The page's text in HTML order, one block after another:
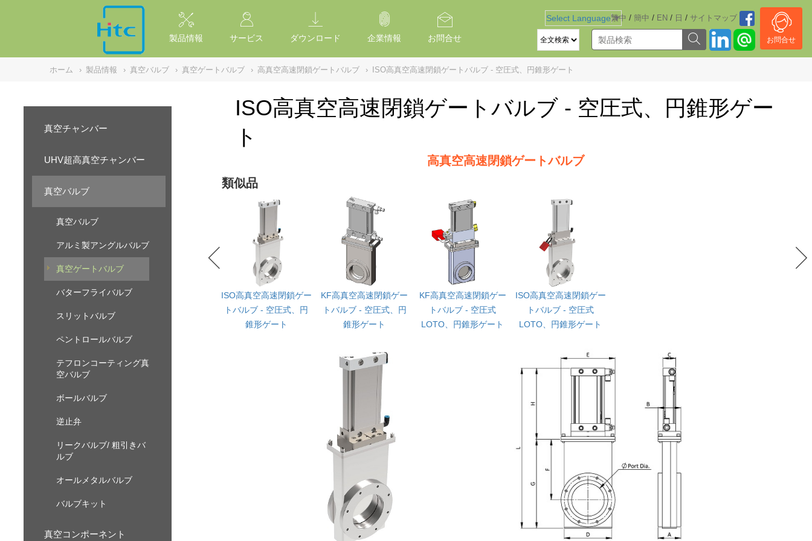
繁中 / 簡中 / EN / 日 / サイトマッブ
Select Language ▼
お問合せ
製品情報 サービス ダウンロード 企業情報 お問合せ
ホーム › 製品情報 › 真空バルブ › 真空ゲートバルブ › 高真空高速閉鎖ゲートバルブ › ISO高真空高速閉鎖ゲートバルブ - 空圧式、円錐形ゲート
真空チャンバー
UHV超高真空チャンバー
真空バルブ
真空バルブ
アルミ製アングルバルブ
真空ゲートバルブ
バターフライバルブ
スリットバルブ
ペントロールバルブ
テフロンコーティング真
空バルブ
ボールバルブ
逆止弁
リークバルブ/ 粗引きバ
ルブ
オールメタルバルブ
バルブキット
真空コンポーネント
ISO高真空高速閉鎖ゲートバルブ - 空圧式、円錐形ゲー
ト
高真空高速閉鎖ゲートバルブ
類似品
ISO高真空高速閉鎖ゲー
トバルブ - 空圧式、円
錐形ゲート
KF高真空高速閉鎖ゲー
トバルブ - 空圧式、円
錐形ゲート
KF高真空高速閉鎖ゲー
トバルブ - 空圧式
LOTO、円錐形ゲート
ISO高真空高速閉鎖ゲー
トバルブ - 空圧式
LOTO、円錐形ゲート